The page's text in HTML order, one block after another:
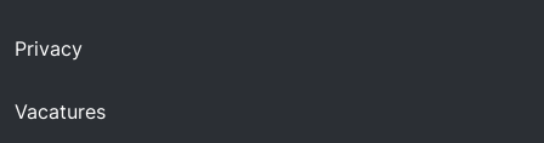
Privacy
Vacatures